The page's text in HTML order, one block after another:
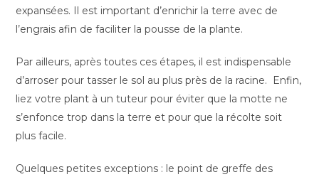
expansées. Il est important d’enrichir la terre avec de
l’engrais afin de faciliter la pousse de la plante.
Par ailleurs, après toutes ces étapes, il est indispensable
d’arroser pour tasser le sol au plus près de la racine. Enfin,
liez votre plant à un tuteur pour éviter que la motte ne
s’enfonce trop dans la terre et pour que la récolte soit
plus facile.
Quelques petites exceptions : le point de greffe des